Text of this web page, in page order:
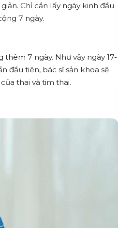
Chỉ cần lấy ngày kinh đầu
7 ngày.
7 ngày. Như vậy ngày 17-
đầu tiên, bác sĩ sản khoa sẽ
thai và tim thai.